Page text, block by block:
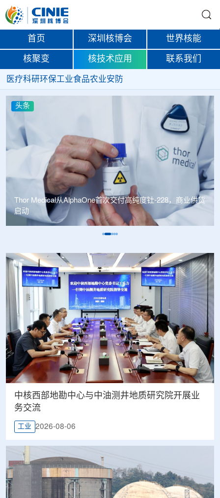
首页 深圳核博会 世界核能
核聚变 核技术应用 联系我们
医疗科研环保工业食品农业安防
头条
中广核达胜携手浙江嘉广束 打造国内首套全自主电子束固
化卷钢涂装产业链
中核西部地勘中心与中油测井地质研究院开展业
务交流
工业 2026-08-06